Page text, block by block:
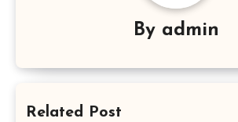
By admin
Related Post